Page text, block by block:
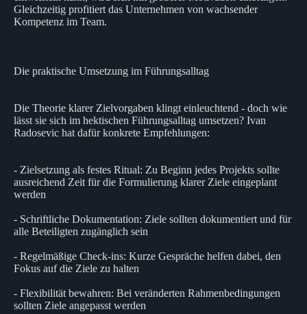
Gleichzeitig profitiert das Unternehmen von wachsender
Kompetenz im Team.
Die praktische Umsetzung im Führungsalltag
Die Theorie klarer Zielvorgaben klingt einleuchtend - doch wie
lässt sie sich im hektischen Führungsalltag umsetzen? Ivan
Radosevic hat dafür konkrete Empfehlungen:
- Zielsetzung als festes Ritual: Zu Beginn jedes Projekts sollte
ausreichend Zeit für die Formulierung klarer Ziele eingeplant
werden
- Schriftliche Dokumentation: Ziele sollten dokumentiert und für
alle Beteiligten zugänglich sein
- Regelmäßige Check-ins: Kurze Gespräche helfen dabei, den
Fokus auf die Ziele zu halten
- Flexibilität bewahren: Bei veränderten Rahmenbedingungen
sollten Ziele angepasst werden